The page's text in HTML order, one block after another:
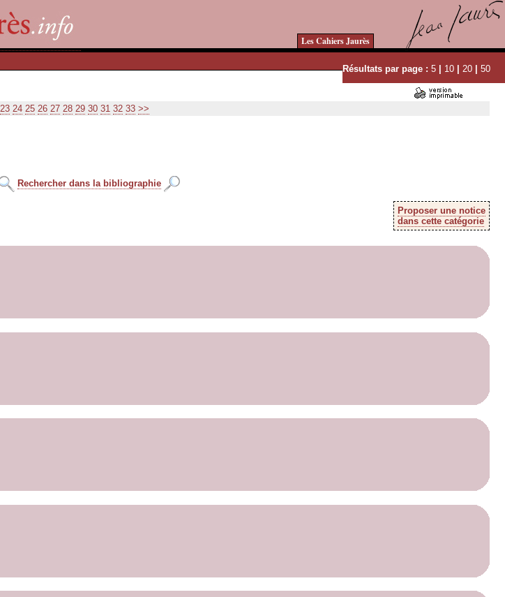
Les Cahiers Jaurès
Résultats par page : 5 | 10 | 20 | 50
23 24 25 26 27 28 29 30 31 32 33 >>
Rechercher dans la bibliographie
Proposer une notice
dans cette catégorie